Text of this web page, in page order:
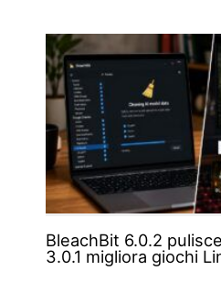
BleachBit 6.0.2
3.0.1 migliora giochi